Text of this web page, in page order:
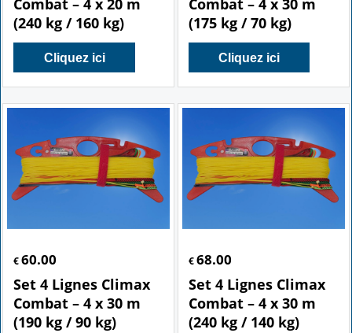
(240 kg / 160 kg)
Cliquez ici
(175 kg / 70 kg)
Cliquez ici
€ 60.00
Set 4 Lignes Climax
Combat – 4 x 30 m
(190 kg / 90 kg)
€68.00
Set 4 Lignes Climax
Combat – 4 x 30 m
(240 kg / 140 kg)